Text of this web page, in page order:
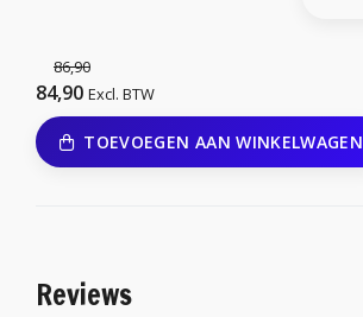
86,90
84,90 Excl. BTW
TOEVOEGEN AAN WINKELWAGEN
Reviews